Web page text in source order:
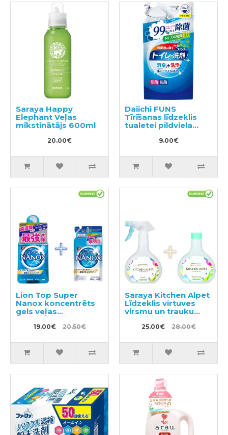
Saraya Happy
Elephant Veļas
mīkstinātājs 600ml
20.00€
Daiichi FUNS
Tīrīšanas līdzeklis
tualetei pildviela
9.00€
Lion Top Super
Nanox koncentrēts
gels veļas
mazgāšanai 400g +
pildviela 350g
19.00€ 20.50€
Saraya Kitchen Alpet
Līdzeklis virtuves
virsmu un trauku
sterilizācijai 400ml +
pildviela 400ml
25.00€ 28.00€